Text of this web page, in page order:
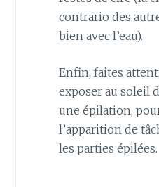
contrario des
bien avec l’eau).
Enfin, faites
exposer au soleil
une épilation,
l’apparition de
les parties épilées.